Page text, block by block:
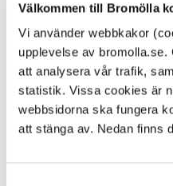
Välkommen till Bromölla
Vi använder webbkakor
upplevelse av
att analysera vår trafik,
statistik. Vissa cookies är
webbsidorna ska fungera
att stänga av. Nedan finns
Ev åldersgräns
Ev evenemangslänk
Bild (.jpg) ska bifogas
Kontaktinformation
uppgiftslämnare)
Evenemangskalendern